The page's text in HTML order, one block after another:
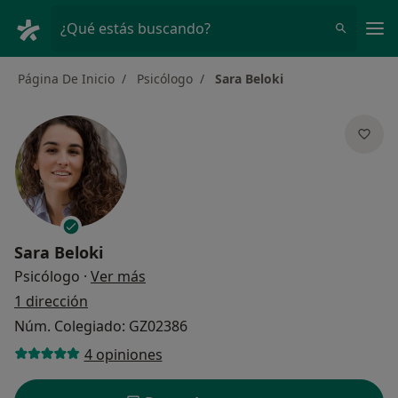
¿Qué estás buscando?
Página De Inicio Psicólogo Sara Beloki
Sara Beloki
Psicólogo · Ver más
1 dirección
Núm. Colegiado: GZ02386
4 opiniones